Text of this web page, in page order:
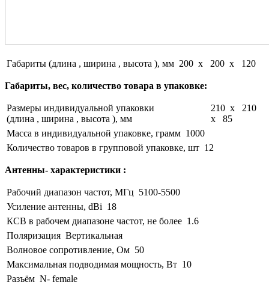
Габариты (длина , ширина , высота ), мм 200 x 200 x 120
Габариты, вес, количество товара в упаковке:
Размеры индивидуальной упаковки
(длина , ширина , высота ), мм
210 x 210
x 85
Масса в индивидуальной упаковке, грамм 1000
Количество товаров в групповой упаковке, шт 12
Антенны- характеристики :
Рабочий диапазон частот, МГц 5100-5500
Усиление антенны, dBi 18
КСВ в рабочем диапазоне частот, не более 1.6
Поляризация Вертикальная
Волновое сопротивление, Ом 50
Максимальная подводимая мощность, Вт 10
Разъём N- female